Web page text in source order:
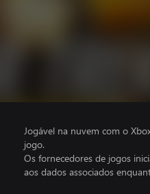
Jogável na nuvem com o
jogo.
Os fornecedores de jogos
aos dados associados